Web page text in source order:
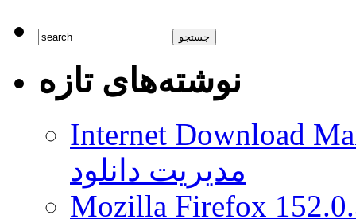
نوشته‌های تازه
Internet Download
مدیریت دانلود
Mozilla Firefox